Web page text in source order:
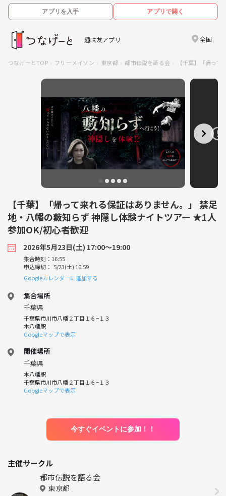
アプリを入手 アプリで開く
趣味友アプリ 全国
つなげーとTOP フリーメイソン 東京都 都市伝説を語る会 【千葉】「帰っ
【千葉】「帰って来れる保証はありません。」 禁足
地・八幡の藪知らず 神隠し体験ナイトツアー ★1人
参加OK/初心者歓迎
2026年5月23日(土) 17:00〜19:00
集合時刻：16:55
申込締切： 5/23(土) 16:59
Googleカレンダーに追加する
集合場所
千葉県
千葉県市川市八幡２丁目１６−１３
本八幡駅
Googleマップで表示
開催場所
千葉県
本八幡駅
千葉県市川市八幡２丁目１６−１３
Googleマップで表示
今すぐイベントに参加！！
主催サークル
都市伝説を語る会
東京都